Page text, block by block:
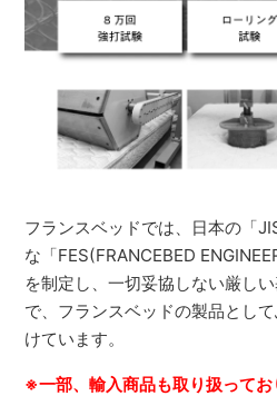
フランスベッドでは、日本の「
な「FES(FRANCEBED
を制定し、一切妥協しない厳し
で、フランスベッドの製品とし
けています。
※一部、輸入商品も取り扱ってお